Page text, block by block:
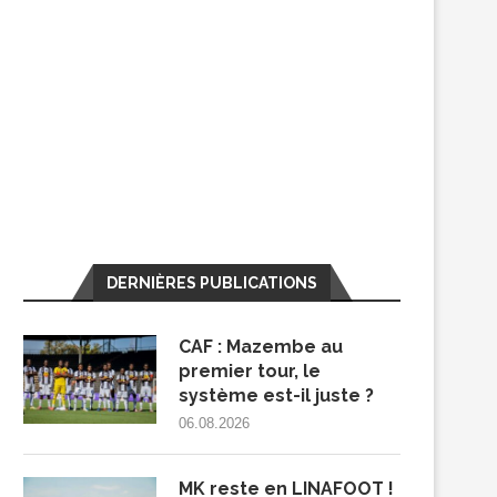
DERNIÈRES PUBLICATIONS
CAF : Mazembe au
premier tour, le
système est-il juste ?
06.08.2026
MK reste en LINAFOOT !